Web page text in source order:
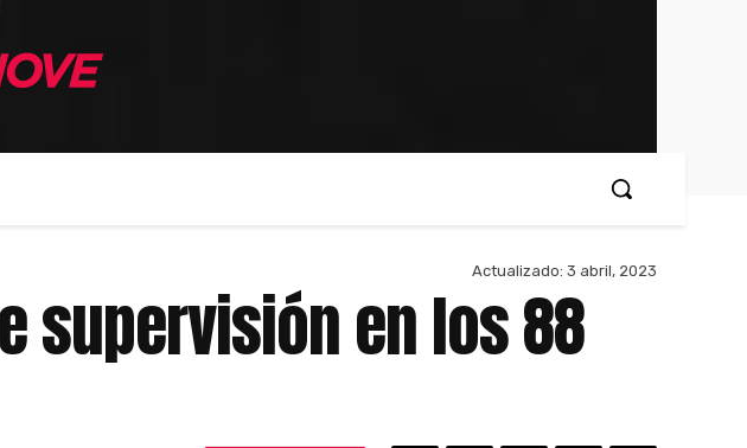
Actualizado: 3 abril, 2023
supervisión en los 88